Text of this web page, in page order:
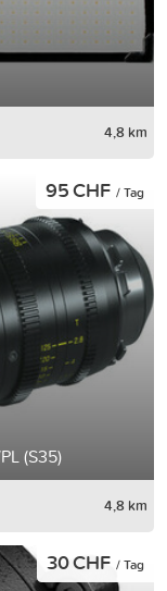
4,8 km
(S35)
95 CHF / Tag
4,8 km
30 CHF / Tag